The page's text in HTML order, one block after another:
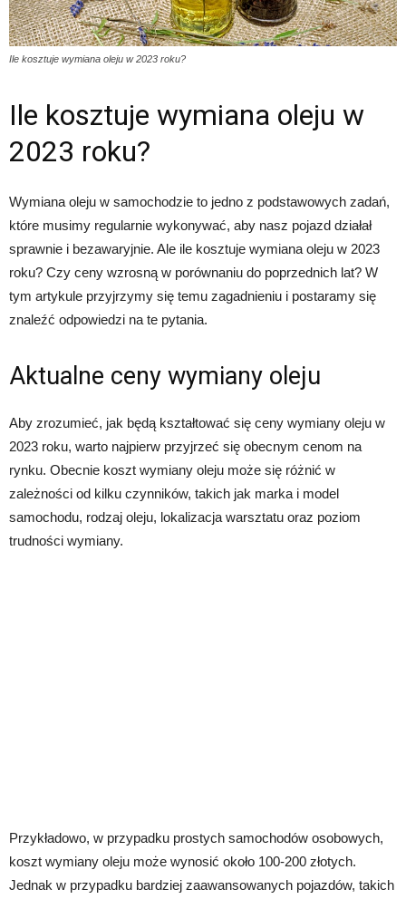
Ile kosztuje wymiana oleju w 2023 roku?
Ile kosztuje wymiana oleju w
2023 roku?
Wymiana oleju w samochodzie to jedno z podstawowych zadań,
które musimy regularnie wykonywać, aby nasz pojazd działał
sprawnie i bezawaryjnie. Ale ile kosztuje wymiana oleju w 2023
roku? Czy ceny wzrosną w porównaniu do poprzednich lat? W
tym artykule przyjrzymy się temu zagadnieniu i postaramy się
znaleźć odpowiedzi na te pytania.
Aktualne ceny wymiany oleju
Aby zrozumieć, jak będą kształtować się ceny wymiany oleju w
2023 roku, warto najpierw przyjrzeć się obecnym cenom na
rynku. Obecnie koszt wymiany oleju może się różnić w
zależności od kilku czynników, takich jak marka i model
samochodu, rodzaj oleju, lokalizacja warsztatu oraz poziom
trudności wymiany.
Przykładowo, w przypadku prostych samochodów osobowych,
koszt wymiany oleju może wynosić około 100-200 złotych.
Jednak w przypadku bardziej zaawansowanych pojazdów, takich